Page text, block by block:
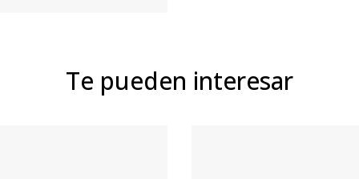
Te pueden interesar